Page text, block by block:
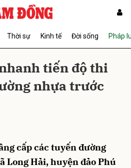
Thời sự Kinh tế Đời sống Pháp
tiến độ thi
nhựa trước
cấp các tuyến đường
Long Hải, huyện đảo Phú
Hủy Gửi